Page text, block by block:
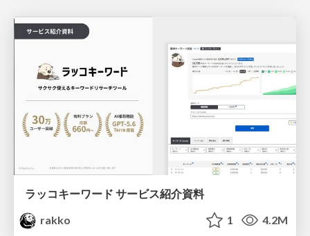
ラッコキーワード サービス紹介資料
rakko
1 4.2M